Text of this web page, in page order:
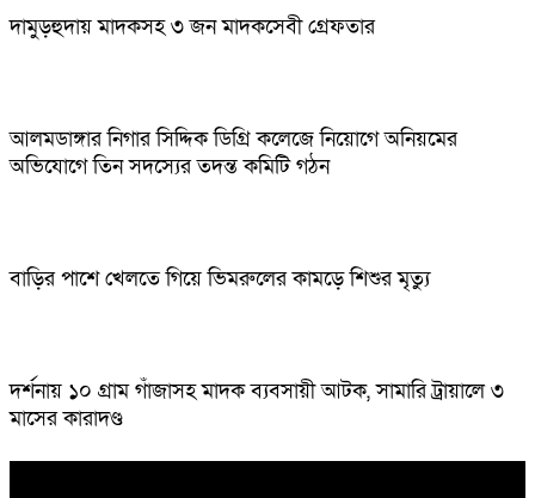
দামুড়হুদায় মাদকসহ ৩ জন মাদকসেবী গ্রেফতার
আলমডাঙ্গার নিগার সিদ্দিক ডিগ্রি কলেজে নিয়োগে অনিয়মের
অভিযোগে তিন সদস্যের তদন্ত কমিটি গঠন
বাড়ির পাশে খেলতে গিয়ে ভিমরুলের কামড়ে শিশুর মৃত্যু
দর্শনায় ১০ গ্রাম গাঁজাসহ মাদক ব্যবসায়ী আটক, সামারি ট্রায়ালে ৩
মাসের কারাদণ্ড